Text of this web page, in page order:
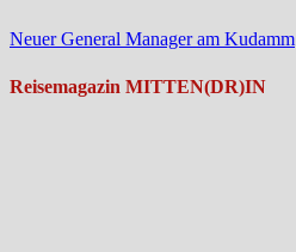
Neuer General Manager am Kudamm
Reisemagazin MITTEN(DR)IN